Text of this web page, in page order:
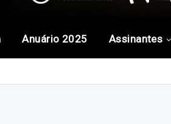
Anuário 2025 Assinantes